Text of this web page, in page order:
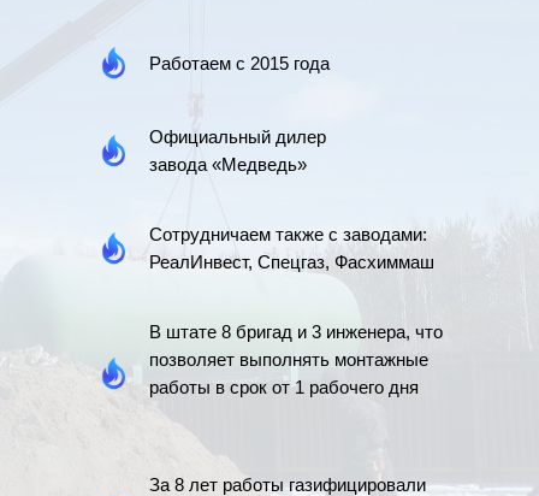
В штате 8 бригад и 3 инженера, что
позволяет выполнять монтажные
работы в срок от 1 рабочего дня
За 8 лет работы газифицировали
Сотрудничаем также с заводами:
РеалИнвест, Спецгаз, Фасхиммаш
Официальный дилер
завода «Медведь»
Работаем с 2015 года